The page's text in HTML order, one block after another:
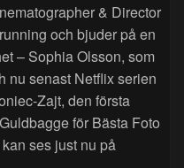
& Director
och bjuder på en
– Sophia Olsson, som
nu senast Netflix serien
Zajt, den första
för Bästa Foto
kan ses just nu på